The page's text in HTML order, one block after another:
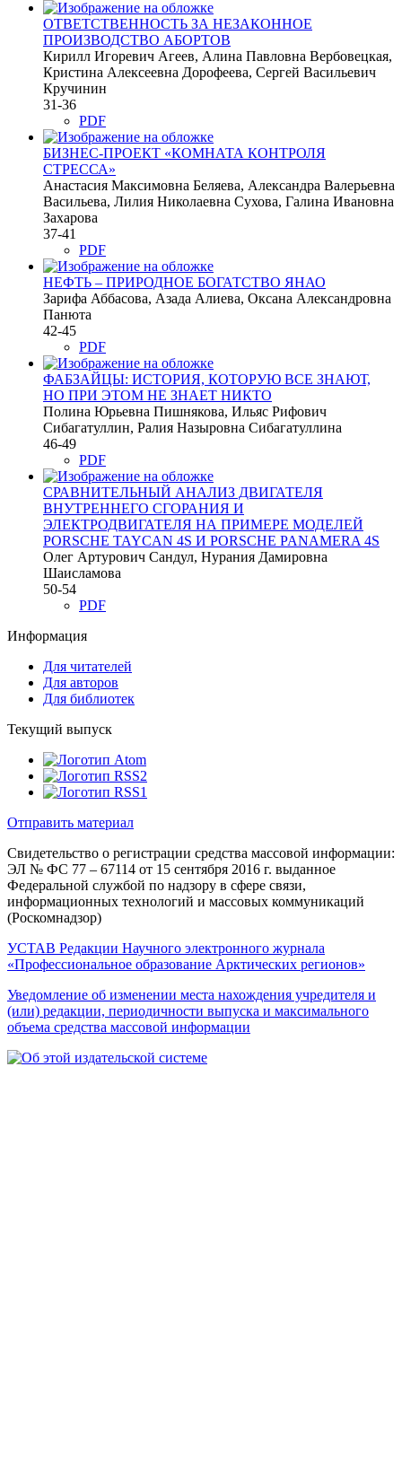
ОТВЕТСТВЕННОСТЬ ЗА НЕЗАКОННОЕ
ПРОИЗВОДСТВО АБОРТОВ
Кирилл Игоревич Агеев, Алина Павловна Вербовецкая,
Кристина Алексеевна Дорофеева, Сергей Васильевич
Кручинин
31-36
PDF
БИЗНЕС-ПРОЕКТ «КОМНАТА КОНТРОЛЯ
СТРЕССА»
Анастасия Максимовна Беляева, Александра Валерьевна
Васильева, Лилия Николаевна Сухова, Галина Ивановна
Захарова
37-41
PDF
НЕФТЬ – ПРИРОДНОЕ БОГАТСТВО ЯНАО
Зарифа Аббасова, Азада Алиева, Оксана Александровна
Панюта
42-45
PDF
ФАБЗАЙЦЫ: ИСТОРИЯ, КОТОРУЮ ВСЕ ЗНАЮТ,
НО ПРИ ЭТОМ НЕ ЗНАЕТ НИКТО
Полина Юрьевна Пишнякова, Ильяс Рифович
Сибагатуллин, Ралия Назыровна Сибагатуллина
46-49
PDF
СРАВНИТЕЛЬНЫЙ АНАЛИЗ ДВИГАТЕЛЯ
ВНУТРЕННЕГО СГОРАНИЯ И
ЭЛЕКТРОДВИГАТЕЛЯ НА ПРИМЕРЕ МОДЕЛЕЙ
PORSCHE TAYCAN 4S И PORSCHE PANAMERA 4S
Олег Артурович Сандул, Нурания Дамировна
Шаисламова
50-54
PDF
Информация
Для читателей
Для авторов
Для библиотек
Текущий выпуск
Отправить материал
Свидетельство о регистрации средства массовой информации:
ЭЛ № ФС 77 – 67114 от 15 сентября 2016 г. выданное
Федеральной службой по надзору в сфере связи,
информационных технологий и массовых коммуникаций
(Роскомнадзор)
УСТАВ Редакции Научного электронного журнала
«Профессиональное образование Арктических регионов»
Уведомление об изменении места нахождения учредителя и
(или) редакции, периодичности выпуска и максимального
объема средства массовой информации